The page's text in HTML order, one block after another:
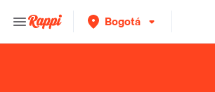
Bogotá